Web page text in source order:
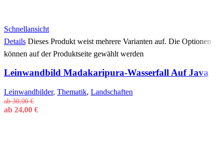
Schnellansicht
Details Dieses Produkt weist mehrere Varianten auf. Die Optionen
können auf der Produktseite gewählt werden
Leinwandbild Madakaripura-Wasserfall Auf Java
Leinwandbilder, Thematik, Landschaften
ab30,00€
ab 24,00 €